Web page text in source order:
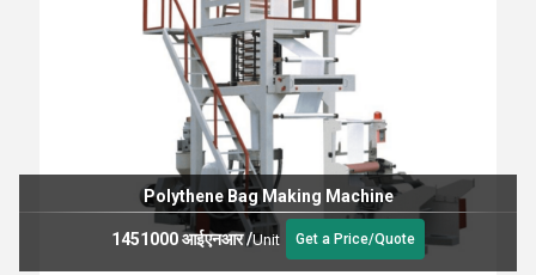
Polythene Bag Making Machine
1451000 आईएनआर/Unit Get a Price/Quote